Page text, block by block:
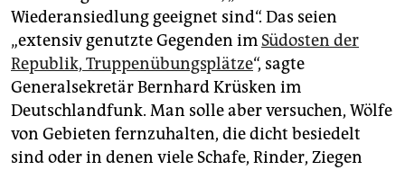
Wiederansiedlung geeignet sind“. Das seien
„extensiv genutzte Gegenden im Südosten der
Republik, Truppenübungsplätze“, sagte
Generalsekretär Bernhard Krüsken im
Deutschlandfunk. Man solle aber versuchen, Wölfe
von Gebieten fernzuhalten, die dicht besiedelt
sind oder in denen viele Schafe, Rinder, Ziegen